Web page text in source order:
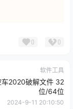
0 0
软件工具
车2020破解文件 32
位/64位
2024-9-11 20:10:50